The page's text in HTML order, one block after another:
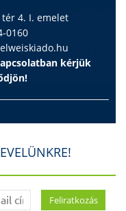
4. I. emelet
0160
kérjük